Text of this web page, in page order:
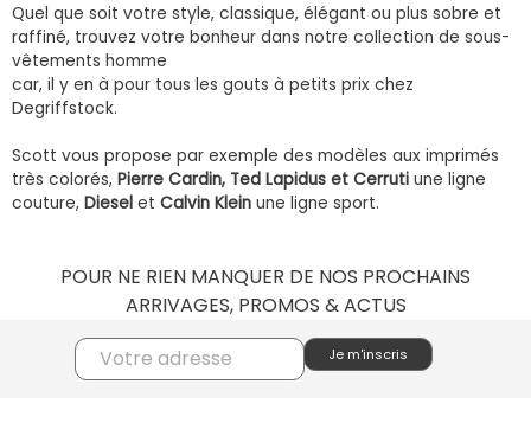
Quel que soit votre style, classique, élégant ou plus sobre et
raffiné, trouvez votre bonheur dans notre collection de sous-
vêtements homme
car, il y en à pour tous les gouts à petits prix chez
Degriffstock.
Scott vous propose par exemple des modèles aux imprimés
très colorés, Pierre Cardin, Ted Lapidus et Cerruti une ligne
couture, Diesel et Calvin Klein une ligne sport.
POUR NE RIEN MANQUER DE NOS PROCHAINS
ARRIVAGES, PROMOS & ACTUS